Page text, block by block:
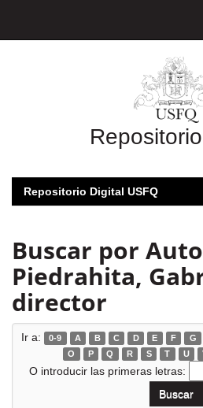
Repositorio
Repositorio Digital USFQ
Buscar por
Piedrahita,
director
Ir a: 0-9 A B C D E F G
O
P Q R S T U
O introducir las primeras letras: